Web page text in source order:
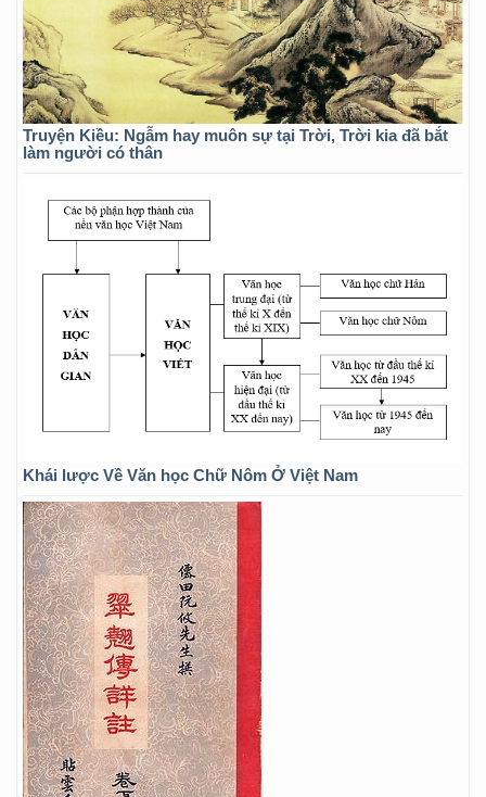
Truyện Kiều: Ngẫm hay muôn sự tại Trời, Trời kia đã bắt
làm người có thân
Khái lược Về Văn học Chữ Nôm Ở Việt Nam